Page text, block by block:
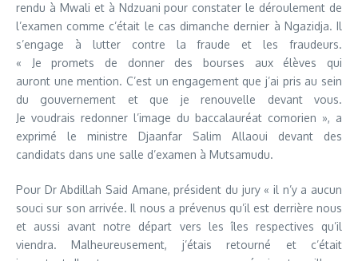
rendu à Mwali et à Ndzuani pour constater le déroulement de
l’examen comme c’était le cas dimanche dernier à Ngazidja. Il
s’engage à lutter contre la fraude et les fraudeurs.
« Je promets de donner des bourses aux élèves qui
auront une mention. C’est un engagement que j’ai pris au sein
du gouvernement et que je renouvelle devant vous.
Je voudrais redonner l’image du baccalauréat comorien », a
exprimé le ministre Djaanfar Salim Allaoui devant des
candidats dans une salle d’examen à Mutsamudu.
Pour Dr Abdillah Said Amane, président du jury « il n’y a aucun
souci sur son arrivée. Il nous a prévenus qu’il est derrière nous
et aussi avant notre départ vers les îles respectives qu’il
viendra. Malheureusement, j’étais retourné et c’était